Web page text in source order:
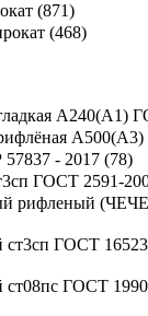
(871)
(468)
А240(А1)
- 2017 (78)
ГОСТ 2591-
рифленый
ст3сп ГОСТ
ГОСТ